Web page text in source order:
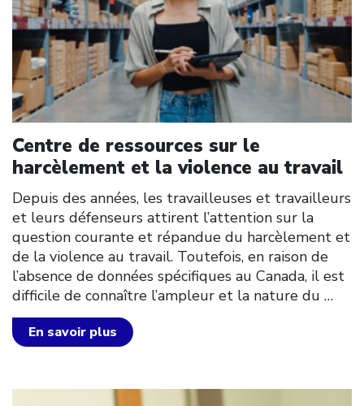
Centre de ressources sur le
harcèlement et la violence au travail
Depuis des années, les travailleuses et travailleurs
et leurs défenseurs attirent l’attention sur la
question courante et répandue du harcèlement et
de la violence au travail. Toutefois, en raison de
l’absence de données spécifiques au Canada, il est
difficile de connaître l’ampleur et la nature du …
En savoir plus
Click to open the link